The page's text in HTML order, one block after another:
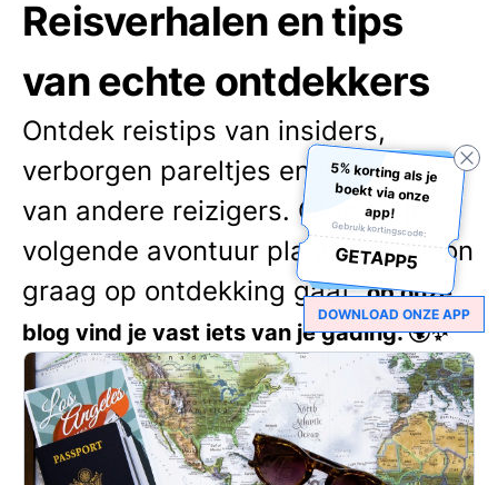
Reisverhalen en tips
van echte ontdekkers
Ontdek reistips van insiders,
verborgen pareltjes en verhalen
van andere reizigers. Of je nu je
volgende avontuur plant of gewoon
graag op ontdekking gaat,op onze
blog vind je vast iets van je gading. 🌍✨
5% korting als je
boekt via onze
app!
Gebruik kortingscode:
GETAPP5
DOWNLOAD ONZE APP